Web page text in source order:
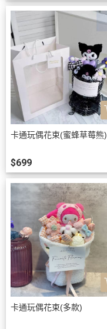
卡通玩偶花束(蜜蜂草莓熊)
$699
卡通玩偶花束(多款)